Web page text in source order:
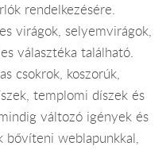
rendelkezésére.
virágok, selyemvirágok,
választéka található.
csokrok, koszorúk,
templomi díszek és
változó igények és
bővíteni weblapunkkal,